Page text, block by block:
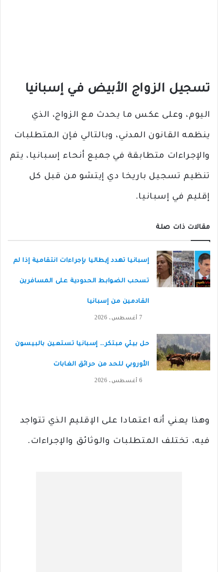
تسجيل الزواج الأبيض في إسبانيا
اليوم، وعلى عكس ما يحدث مع الزواج، الذي
ينظمه القانون المدني، وبالتالي فإن المتطلبات
والإجراءات متطابقة في جميع أنحاء إسبانيا، يتم
تنظيم تسجيل باريخا دي إيتشو من قبل كل
إقليم في إسبانيا.
مقالات ذات صلة
إسبانيا تهدد إيطاليا بإجراءات انتقامية إذا لم
تسحب الضوابط الحدودية على المسافرين
القادمين من إسبانيا
7 أغسطس، 2026
حل بيئي مبتكر.. إسبانيا تستعين بالبيسون
الأوروبي للحد من حرائق الغابات
6 أغسطس، 2026
وهذا يعني أنه اعتمادا على الإقليم الذي تتواجد
فيه، تختلف المتطلبات والوثائق والإجراءات.